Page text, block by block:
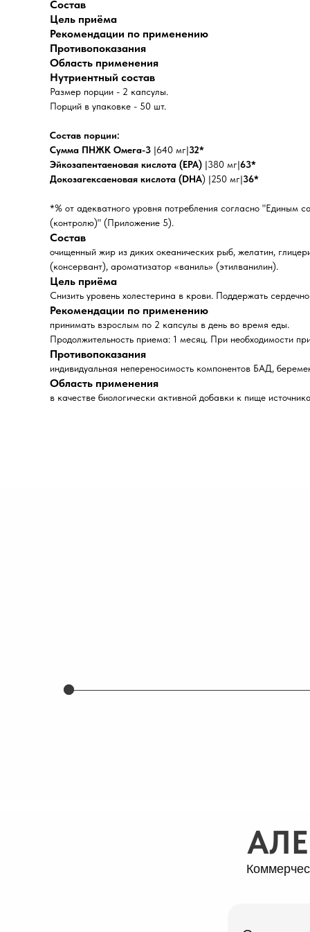
Состав
Цель приёма
Рекомендации по применению
Противопоказания
Область применения
Нутриентный состав
Размер порции - 2 капсулы.
Порций в упаковке - 50 шт.
Состав порции:
Сумма ПНЖК Омега-3 |640 мг|32*
Эйкозапентаеновая кислота (EPA) |380 мг|63*
Докозагексаеновая кислота (DHA) |250 мг|36*
*% от адекватного уровня потребления согласно "Единым
(контролю)" (Приложение 5).
Состав
очищенный жир из диких океанических рыб, желатин,
(консервант), ароматизатор «ваниль» (этилванилин).
Цель приёма
Снизить уровень холестерина в крови. Поддержать
Рекомендации по применению
принимать взрослым по 2 капсулы в день во время еды.
Продолжительность приема: 1 месяц. При необходимости
Противопоказания
индивидуальная непереносимость компонентов БАД,
Область применения
в качестве биологически активной добавки к пище